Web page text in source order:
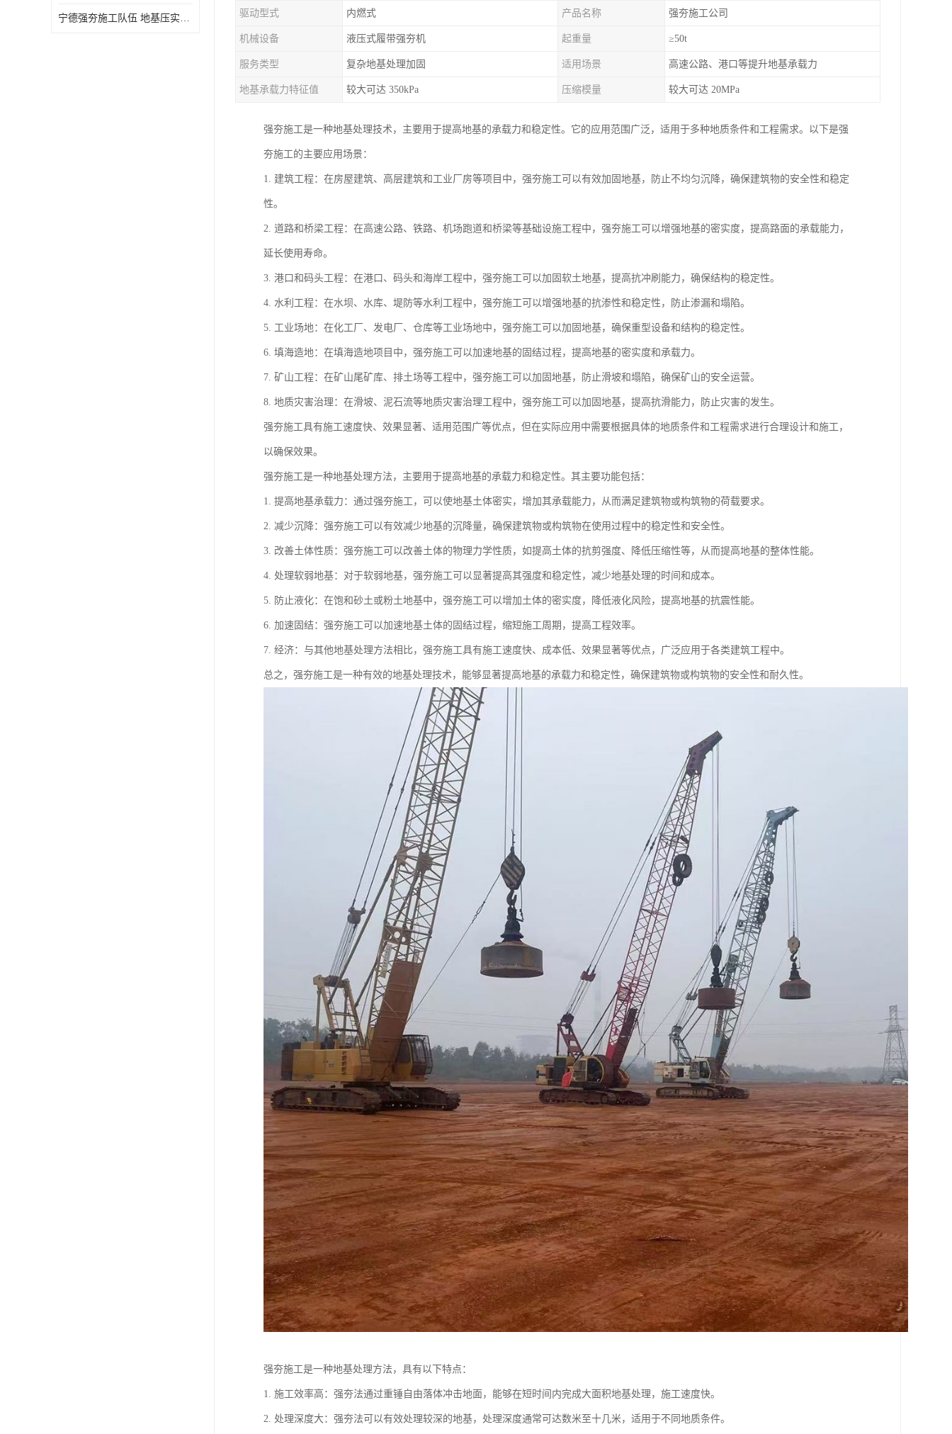
宁德强夯施工队伍 地基压实度检测方法与标准 驱动型式 内燃式 产品名称 强夯施工公司
机械设备 液压式履带强夯机 起重量 ≥50t
服务类型 复杂地基处理加固 适用场景 高速公路、港口等提升地基承载力
地基承载力特征值 较大可达 350kPa 压缩模量 较大可达 20MPa
强夯施工是一种地基处理技术，主要用于提高地基的承载力和稳定性。它的应用范围广泛，适用于多种地质条件和工程需求。以下是强
夯施工的主要应用场景：
1. 建筑工程：在房屋建筑、高层建筑和工业厂房等项目中，强夯施工可以有效加固地基，防止不均匀沉降，确保建筑物的安全性和稳定
性。
2. 道路和桥梁工程：在高速公路、铁路、机场跑道和桥梁等基础设施工程中，强夯施工可以增强地基的密实度，提高路面的承载能力，
延长使用寿命。
3. 港口和码头工程：在港口、码头和海岸工程中，强夯施工可以加固软土地基，提高抗冲刷能力，确保结构的稳定性。
4. 水利工程：在水坝、水库、堤防等水利工程中，强夯施工可以增强地基的抗渗性和稳定性，防止渗漏和塌陷。
5. 工业场地：在化工厂、发电厂、仓库等工业场地中，强夯施工可以加固地基，确保重型设备和结构的稳定性。
6. 填海造地：在填海造地项目中，强夯施工可以加速地基的固结过程，提高地基的密实度和承载力。
7. 矿山工程：在矿山尾矿库、排土场等工程中，强夯施工可以加固地基，防止滑坡和塌陷，确保矿山的安全运营。
8. 地质灾害治理：在滑坡、泥石流等地质灾害治理工程中，强夯施工可以加固地基，提高抗滑能力，防止灾害的发生。
强夯施工具有施工速度快、效果显著、适用范围广等优点，但在实际应用中需要根据具体的地质条件和工程需求进行合理设计和施工，
以确保效果。
强夯施工是一种地基处理方法，主要用于提高地基的承载力和稳定性。其主要功能包括：
1. 提高地基承载力：通过强夯施工，可以使地基土体密实，增加其承载能力，从而满足建筑物或构筑物的荷载要求。
2. 减少沉降：强夯施工可以有效减少地基的沉降量，确保建筑物或构筑物在使用过程中的稳定性和安全性。
3. 改善土体性质：强夯施工可以改善土体的物理力学性质，如提高土体的抗剪强度、降低压缩性等，从而提高地基的整体性能。
4. 处理软弱地基：对于软弱地基，强夯施工可以显著提高其强度和稳定性，减少地基处理的时间和成本。
5. 防止液化：在饱和砂土或粉土地基中，强夯施工可以增加土体的密实度，降低液化风险，提高地基的抗震性能。
6. 加速固结：强夯施工可以加速地基土体的固结过程，缩短施工周期，提高工程效率。
7. 经济：与其他地基处理方法相比，强夯施工具有施工速度快、成本低、效果显著等优点，广泛应用于各类建筑工程中。
总之，强夯施工是一种有效的地基处理技术，能够显著提高地基的承载力和稳定性，确保建筑物或构筑物的安全性和耐久性。
强夯施工是一种地基处理方法，具有以下特点：
1. 施工效率高：强夯法通过重锤自由落体冲击地面，能够在短时间内完成大面积地基处理，施工速度快。
2. 处理深度大：强夯法可以有效处理较深的地基，处理深度通常可达数米至十几米，适用于不同地质条件。